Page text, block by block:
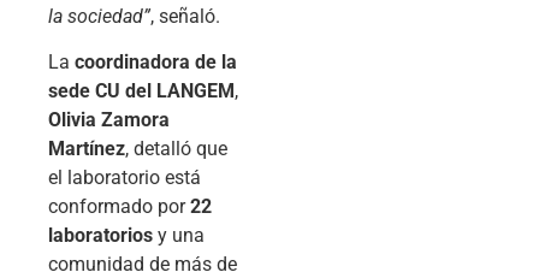
la sociedad”, señaló.
La coordinadora de la
sede CU del LANGEM ,
Olivia Zamora
Martínez, detalló que
el laboratorio está
conformado por22
laboratorios y una
comunidad de más de